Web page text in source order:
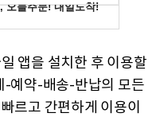
앱을 설치한 후 이용할
-예약-배송-반납의 모든
르고 간편하게 이용이